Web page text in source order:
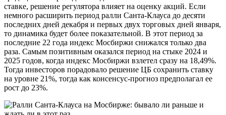
ставке, решение регулятора влияет на оценку акций. Если
немного расширить период ралли Санта-Клауса до десяти
последних дней декабря и первых двух торговых дней января,
то динамика будет более показательной. В этот период за
последние 22 года индекс Мосбиржи снижался только два
раза. Самым позитивным оказался период на стыке 2024 и
2025 годов, когда индекс Мосбиржи взлетел сразу на 18,49%.
Тогда инвесторов порадовало решение ЦБ сохранить ставку
на уровне 21%, тогда как консенсус-прогноз предполагал ее
рост до 23%.